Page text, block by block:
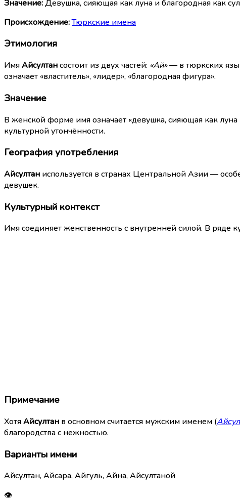
Значение:Девушка, сияющая как луна и благородная как
Происхождение:Тюркские имена
Этимология
ИмяАйсултансостоит из двух частей: «Ай»— в тюркских
означает «властитель», «лидер», «благородная фигура».
Значение
В женской форме имя означает «девушка, сияющая как
культурной утончённости.
География употребления
Айсултан используется в странах Центральной Азии —
девушек.
Культурный контекст
Имя соединяет женственность с внутренней силой. В ряде
Примечание
ХотяАйсултан в основном считается мужским именем (
благородства с нежностью.
Варианты имени
Айсултан, Айсара, Айгуль, Айна, Айсултаной
👁